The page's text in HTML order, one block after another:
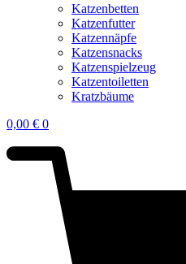
Katzenbetten
Katzenfutter
Katzennäpfe
Katzensnacks
Katzenspielzeug
Katzentoiletten
Kratzbäume
0,00 € 0